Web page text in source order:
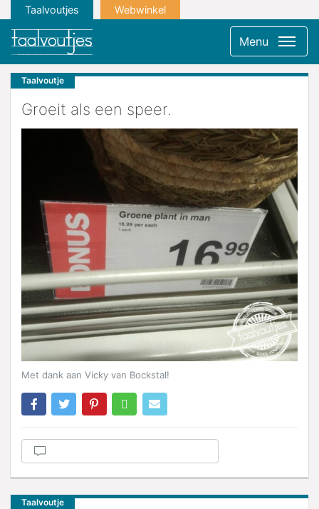
Taalvoutjes Webwinkel
Menu
Taalvoutje
Groeit als een speer.
Met dank aan Vicky van Bockstal!
Taalvoutje